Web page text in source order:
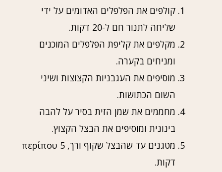
קולפים את הפלפלים האדומים על ידי
שליחה לתנור חם ל-20 דקות.
מקלפים את קליפת הפלפלים המוכנים
ומניחים בקערה.
מוסיפים את העגבניות הקצוצות ושיני
השום הכתושות.
מחממים את שמן הזית בסיר על להבה
בינונית ומוסיפים את הבצל הקצוץ.
מטגנים עד שהבצל שקוף ורך, περίπου 5
דקות.